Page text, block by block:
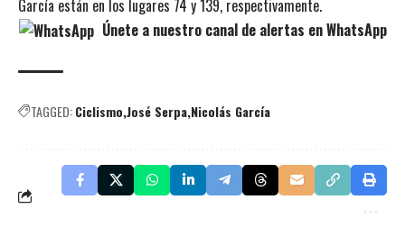
García están en los lugares 74 y 139, respectivamente.
Únete a nuestro canal de alertas en WhatsApp
TAGGED:Ciclismo José Serpa Nicolás García